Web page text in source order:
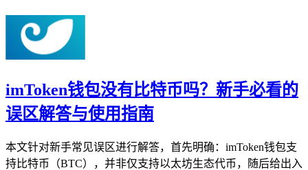
imToken钱包没有比特币吗？新手必看的
误区解答与使用指南
本文针对新手常见误区进行解答，首先明确：imToken钱包支
持比特币（BTC），并非仅支持以太坊生态代币，随后给出入